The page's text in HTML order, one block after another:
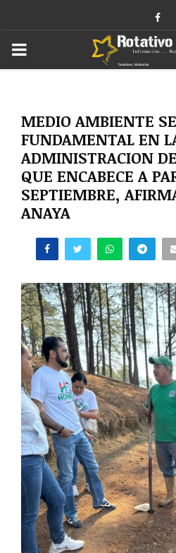
PRIMARY
MEDIO AMBIENTE
FUNDAMENTAL EN
ADMINISTRACION
QUE ENCABECE A
SEPTIEMBRE,
ANAYA